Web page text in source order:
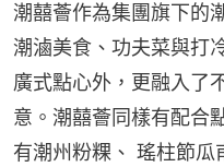
潮囍薈作為集團旗下的
潮滷美食、功夫菜與打
廣式點心外，更融入了
意。潮囍薈同樣有配合
有潮州粉粿、 瑤柱節瓜